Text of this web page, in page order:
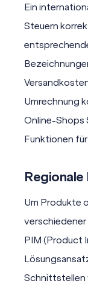
Ein
Steuern
Umrechnung
Online-Shops
Funktionen
Um Produkte
verschiedener
PIM (Product
Schnittstellen